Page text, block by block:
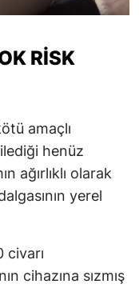
RISK
amaçlı
henüz
ağırlıklı olarak
yerel
civarı
cihazına sızmış